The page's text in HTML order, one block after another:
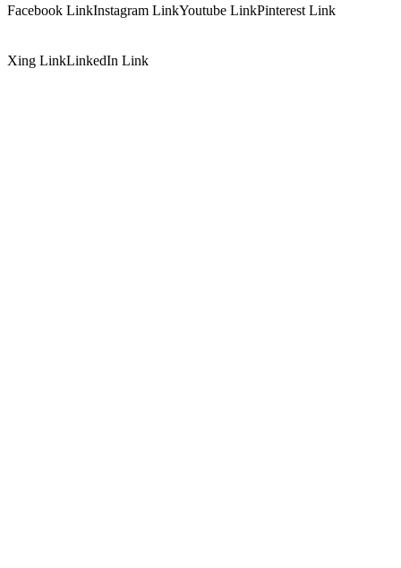
Facebook LinkInstagram LinkYoutube LinkPinterest Link
Xing LinkLinkedIn Link